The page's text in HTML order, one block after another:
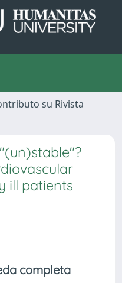
su Rivista
ill patients
completa